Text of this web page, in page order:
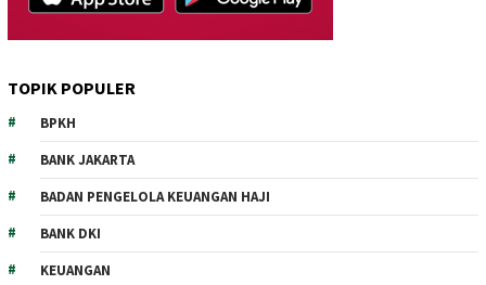
TOPIK POPULER
BPKH
BANK JAKARTA
BADAN PENGELOLA KEUANGAN HAJI
BANK DKI
KEUANGAN